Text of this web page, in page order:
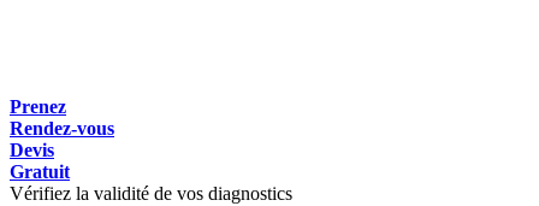
Prenez
Rendez-vous
Devis
Gratuit
Vérifiez la validité de vos diagnostics